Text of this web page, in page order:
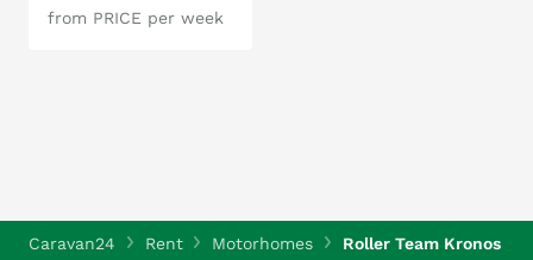
from PRICE per week
Caravan24 Rent Motorhomes Roller Team Kronos